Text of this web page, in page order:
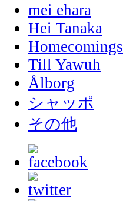
mei ehara
Hei Tanaka
Homecomings
Till Yawuh
Ålborg
シャッポ
その他